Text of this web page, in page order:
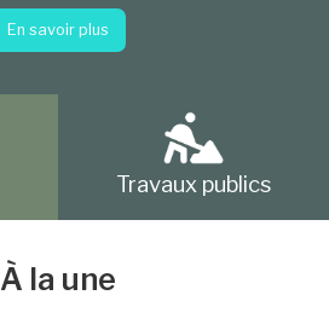
En savoir plus
Travaux publics
À la une